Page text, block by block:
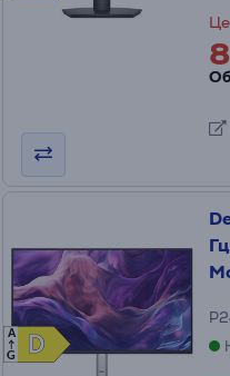
D
D
A
G